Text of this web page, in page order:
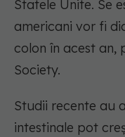
Statele Unite. Se
americani vor fi
colon în acest an,
Society.
Studii recente au
intestinale pot